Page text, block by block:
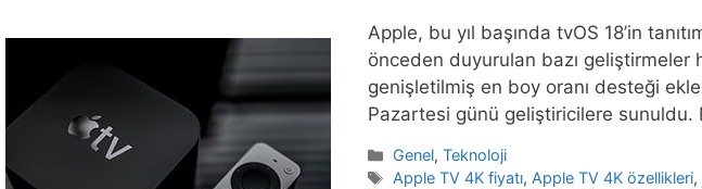
Apple, bu yıl başında tvOS 18’in
önceden duyurulan bazı geliştirmeler
genişletilmiş en boy oranı desteği
Pazartesi günü geliştiricilere sunuldu.
Kategoriler
Genel,Teknoloji
Etiketler
Apple TV 4K fiyatı, Apple TV 4K özellikleri,